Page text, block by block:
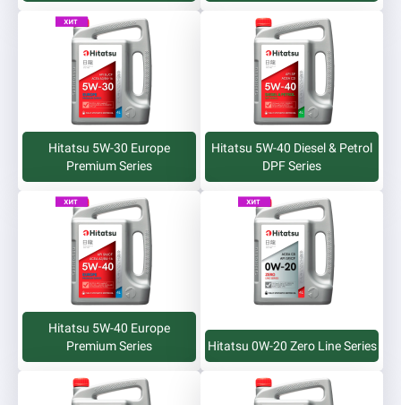
Hitatsu 5W-30 Europe
Premium Series
Hitatsu 5W-40 Diesel & Petrol
DPF Series
Hitatsu 5W-40 Europe
Premium Series
Hitatsu 0W-20 Zero Line Series